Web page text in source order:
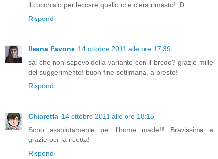
il cucchiaio per leccare quello che c'era rimasto! ;D
Rispondi
Ileana Pavone 14 ottobre 2011 alle ore 17:39
sai che non sapevo della variante con il brodo? grazie mille
del suggerimento! buon fine settimana, a presto!
Rispondi
Chiaretta 14 ottobre 2011 alle ore 18:15
Sono assolutamente per l'home made!!! Bravissima e
grazie per la ricetta!
Rispondi